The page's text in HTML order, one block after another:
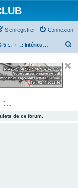
Connexion
S’enregistrer
5 :.. ..: Intérieur / Electronique (CX5) :..
e
:..
de ce forum.